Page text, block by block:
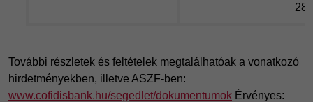
További részletek és feltételek megtalálhatóak a vonatkozó
hirdetményekben, illetve ASZF-ben:
www.cofidisbank.hu/segedlet/dokumentumok Érvényes: